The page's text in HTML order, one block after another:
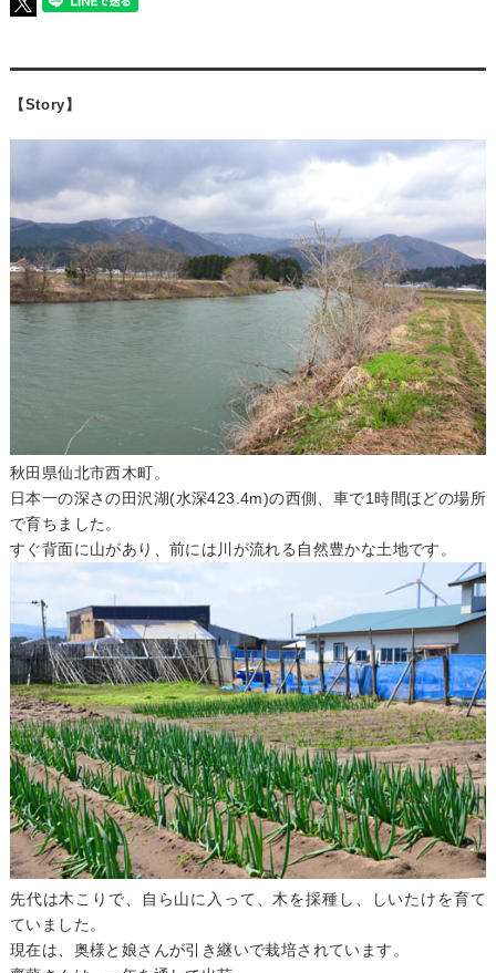
【Story】
秋田県仙北市西木町。
日本一の深さの田沢湖(水深423.4m)の西側、車で1時間ほどの場所
で育ちました。
すぐ背面に山があり、前には川が流れる自然豊かな土地です。
先代は木こりで、自ら山に入って、木を採種し、しいたけを育て
ていました。
現在は、奥様と娘さんが引き継いで栽培されています。